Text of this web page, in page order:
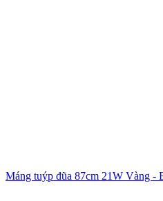
Máng tuýp đũa 87cm 21W Vàng -